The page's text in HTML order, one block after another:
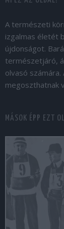
A természeti
izgalmas életét
újdonságot.
természetjáró,
olvasó számára.
megoszthatnak
MÁSOK ÉPP EZT